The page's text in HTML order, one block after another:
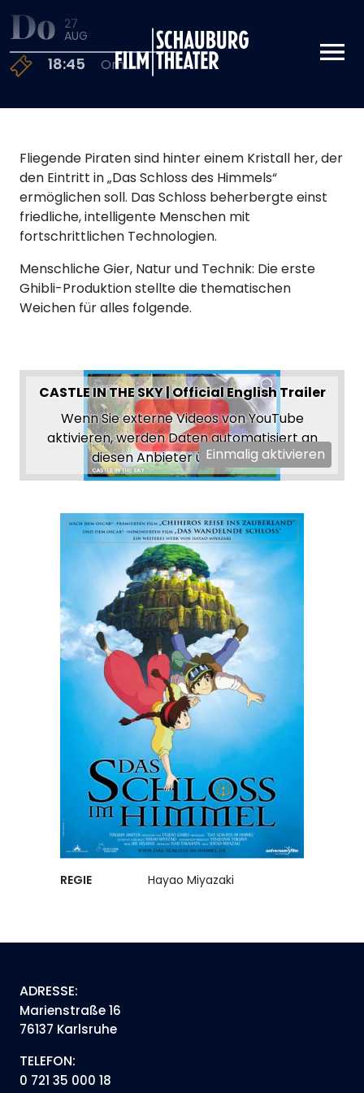
Do 27
AUG
18:45 OmU
Fliegende Piraten sind hinter einem Kristall her, der
den Eintritt in „Das Schloss des Himmels“
ermöglichen soll. Das Schloss beherbergte einst
friedliche, intelligente Menschen mit
fortschrittlichen Technologien.
Menschliche Gier, Natur und Technik: Die erste
Ghibli-Produktion stellte die thematischen
Weichen für alles folgende.
CASTLE IN THE SKY | Official English Trailer
Wenn Sie externe Videos von YouTube
aktivieren, werden Daten automatisiert an
diesen Anbieter übertragen.
Einmalig aktivieren
REGIE Hayao Miyazaki
ADRESSE:
Marienstraße 16
76137 Karlsruhe
TELEFON:
0 721 35 000 18